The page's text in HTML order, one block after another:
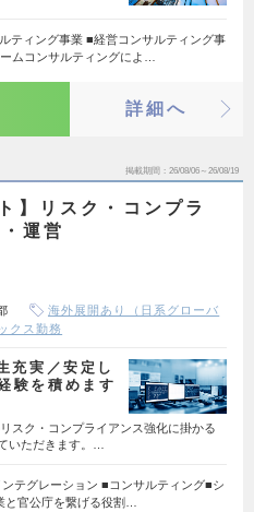
ティング事業 ■経営コンサルティング事
ムコンサルティングによ…
詳細へ
掲載期間 26/08/06～26/08/19
】リスク・コンプラ
運営
海外展開あり（日系グローバ
クス勤務
充実／安定し
験を積めます
スク・コンプライアンス強化に掛かる
いただきます。…
ンテグレーション ■コンサルティング■シ
官公庁を繋げる役割…